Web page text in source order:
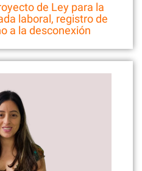
de Ley para la
laboral, registro de
a la desconexión